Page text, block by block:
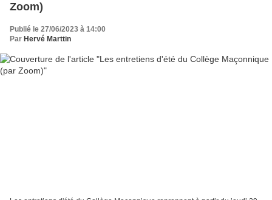
Zoom)
Publié le 27/06/2023 à 14:00
Par Hervé Marttin